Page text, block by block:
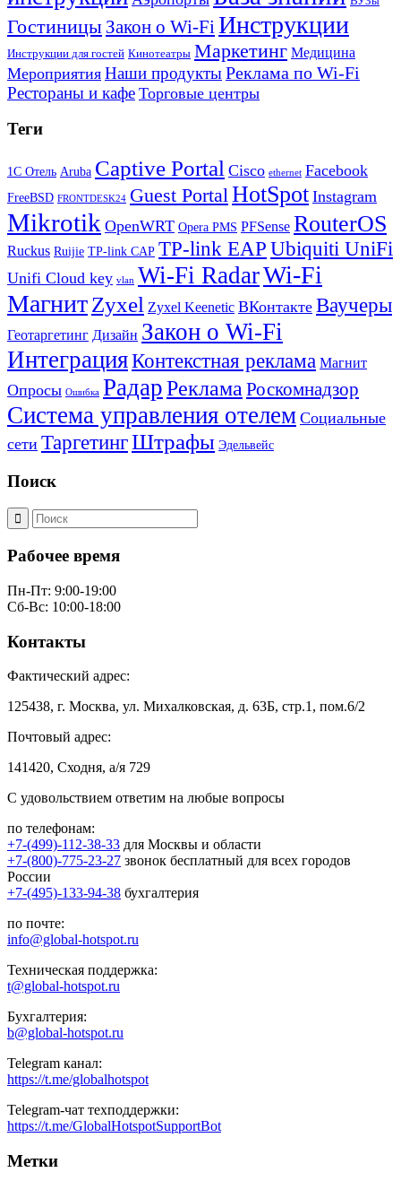
Гостиницы Закон о Wi-Fi Инструкции
Инструкции для гостей Кинотеатры Маркетинг Медицина
Мероприятия Наши продуктыРеклама по Wi-Fi
Рестораны и кафе Торговые центры
Теги
1С Отель Aruba Captive Portal Cisco ethernet Facebook
FreeBSD FRONTDESK24 Guest PortalHotSpot Instagram
Mikrotik OpenWRT Opera PMS PFSense RouterOS
Ruckus Ruijie TP-link CAP TP-link EAP Ubiquiti UniFi
Unifi Cloud key vlan Wi-Fi RadarWi-Fi
МагнитZyxel Zyxel Keenetic ВКонтакте Ваучеры
Геотаргетинг Дизайн Закон о Wi-Fi
ИнтеграцияКонтекстная реклама Магнит
Опросы Ошибка РадарРеклама Роскомнадзор
Система управления отелем Социальные
сети ТаргетингШтрафы Эдельвейс
Поиск
Рабочее время
Пн-Пт: 9:00-19:00
Сб-Вс: 10:00-18:00
Контакты
Фактический адрес:
125438, г. Москва, ул. Михалковская, д. 63Б, стр.1, пом.6/2
Почтовый адрес:
141420, Сходня, а/я 729
С удовольствием ответим на любые вопросы
по телефонам:
+7-(499)-112-38-33 для Москвы и области
+7-(800)-775-23-27 звонок бесплатный для всех городов
России
+7-(495)-133-94-38 бухгалтерия
по почте:
info@global-hotspot.ru
Техническая поддержка:
t@global-hotspot.ru
Бухгалтерия:
b@global-hotspot.ru
Telegram канал:
https://t.me/globalhotspot
Telegram-чат техподдержки:
https://t.me/GlobalHotspotSupportBot
Метки